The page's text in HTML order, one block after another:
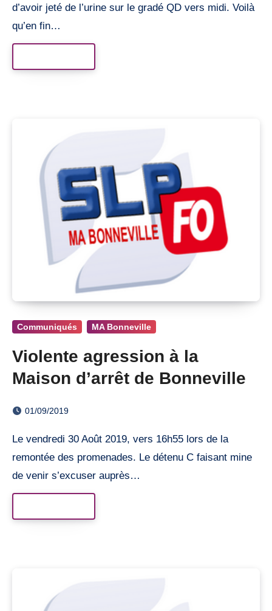
d’avoir jeté de l’urine sur le gradé QD vers midi. Voilà
qu’en fin…
Communiqués MA Bonneville
Violente agression à la
Maison d’arrêt de Bonneville
01/09/2019
Le vendredi 30 Août 2019, vers 16h55 lors de la
remontée des promenades. Le détenu C faisant mine
de venir s’excuser auprès…